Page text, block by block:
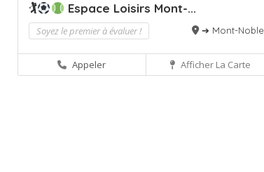
🏌 Espace Loisirs Mont-...
Soyez le premier à évaluer ! ➔ Mont-Noble
Appeler Afficher La Carte